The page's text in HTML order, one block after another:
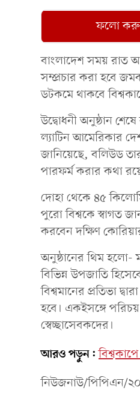
ফলো
বাংলাদেশ সময় রাত
সম্প্রচার করা হবে
ডটকমে থাকবে
উদ্বোধনী অনুষ্ঠান
ল্যাটিন আমেরিকার
জানিয়েছে, বলিউড
পারফর্ম করার কথা
দোহা থেকে ৪৫
পুরো বিশ্বকে স্বাগত
করবেন দক্ষিণ
অনুষ্ঠানের থিম হলো-
বিভিন্ন উপজাতি
বিশ্বমানের প্রতিভা
হবে। একইসঙ্গে
স্বেচ্ছাসেবকদের।
আরও পড়ুন:
নিউজনাউ/পিপিএন/